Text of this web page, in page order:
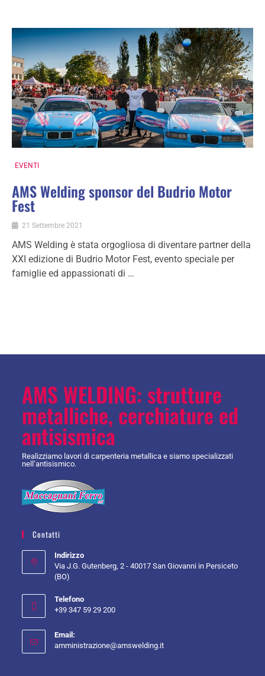
EVENTI
AMS Welding sponsor del Budrio Motor
Fest
21 Settembre 2021
AMS Welding è stata orgogliosa di diventare partner della
XXI edizione di Budrio Motor Fest, evento speciale per
famiglie ed appassionati di …
AMS WELDING: strutture
metalliche, cerchiature ed
antisismica
Realizziamo lavori di carpenteria metallica e siamo specializzati
nell’antisismico.
Contatti
Indirizzo
Via J.G. Gutenberg, 2 - 40017 San Giovanni in Persiceto
(BO)
Telefono
+39 347 59 29 200
Email:
amministrazione@amswelding.it